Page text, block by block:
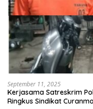
September 11, 2025
Kerjasama Satreskrim
Ringkus Sindikat